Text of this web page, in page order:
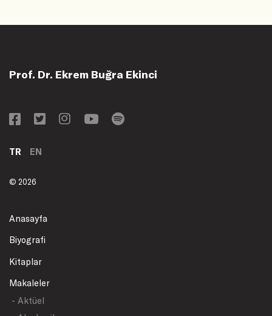
Prof. Dr. Ekrem Buğra Ekinci
TR EN
© 2026
Anasayfa
Biyografi
Kitaplar
Makaleler
- Aktüel